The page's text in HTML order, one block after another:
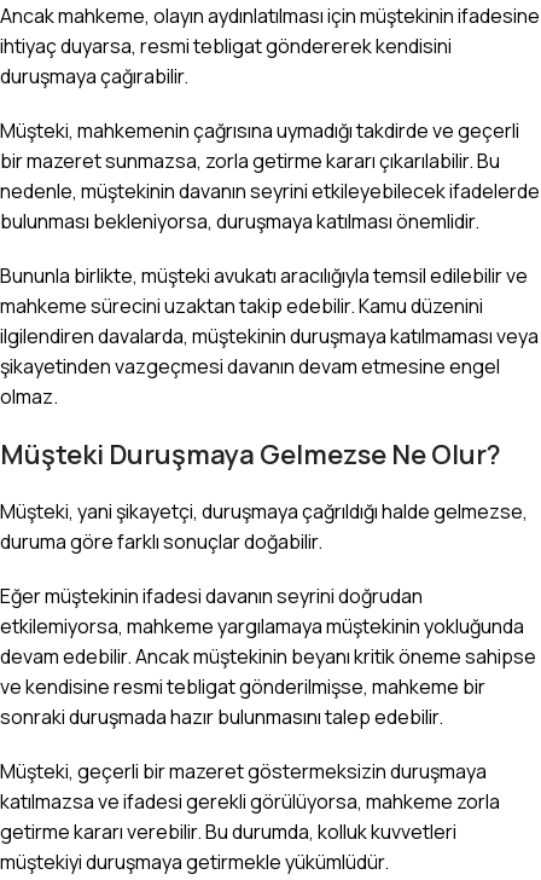
Ancak mahkeme, olayın aydınlatılması için müştekinin ifadesine
ihtiyaç duyarsa, resmi tebligat göndererek kendisini
duruşmaya çağırabilir.
Müşteki, mahkemenin çağrısına uymadığı takdirde ve geçerli
bir mazeret sunmazsa, zorla getirme kararı çıkarılabilir. Bu
nedenle, müştekinin davanın seyrini etkileyebilecek ifadelerde
bulunması bekleniyorsa, duruşmaya katılması önemlidir.
Bununla birlikte, müşteki avukatı aracılığıyla temsil edilebilir ve
mahkeme sürecini uzaktan takip edebilir. Kamu düzenini
ilgilendiren davalarda, müştekinin duruşmaya katılmaması veya
şikayetinden vazgeçmesi davanın devam etmesine engel
olmaz.
Müşteki Duruşmaya Gelmezse Ne Olur?
Müşteki, yani şikayetçi, duruşmaya çağrıldığı halde gelmezse,
duruma göre farklı sonuçlar doğabilir.
Eğer müştekinin ifadesi davanın seyrini doğrudan
etkilemiyorsa, mahkeme yargılamaya müştekinin yokluğunda
devam edebilir. Ancak müştekinin beyanı kritik öneme sahipse
ve kendisine resmi tebligat gönderilmişse, mahkeme bir
sonraki duruşmada hazır bulunmasını talep edebilir.
Müşteki, geçerli bir mazeret göstermeksizin duruşmaya
katılmazsa ve ifadesi gerekli görülüyorsa, mahkeme zorla
getirme kararı verebilir. Bu durumda, kolluk kuvvetleri
müştekiyi duruşmaya getirmekle yükümlüdür.